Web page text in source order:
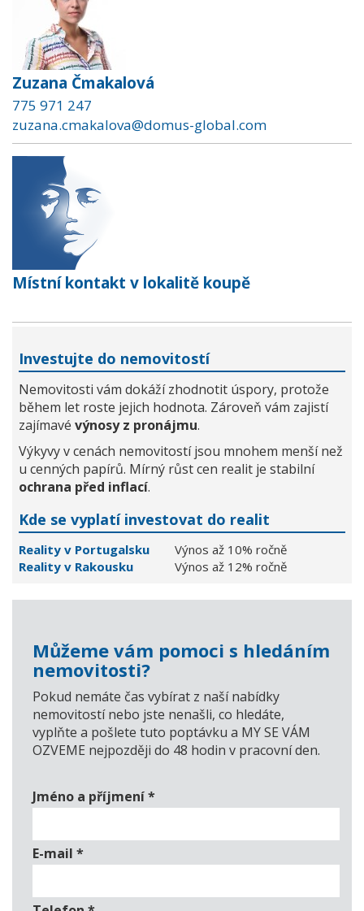
Zuzana Čmakalová
775 971 247
zuzana.cmakalova@domus-global.com
Místní kontakt v lokalitě koupě
Investujte do nemovitostí
Nemovitosti vám dokáží zhodnotit úspory, protože
během let roste jejich hodnota. Zároveň vám zajistí
zajímavé výnosy z pronájmu.
Výkyvy v cenách nemovitostí jsou mnohem menší než
u cenných papírů. Mírný růst cen realit je stabilní
ochrana před inflací.
Kde se vyplatí investovat do realit
Reality v Portugalsku
Výnos až 10% ročně
Reality v Rakousku
Výnos až 12% ročně
Můžeme vám pomoci s hledáním
nemovitosti?
Pokud nemáte čas vybírat z naší nabídky
nemovitostí nebo jste nenašli, co hledáte,
vyplňte a pošlete tuto poptávku a MY SE VÁM
OZVEME nejpozději do 48 hodin v pracovní den.
Jméno a příjmení*
E-mail *